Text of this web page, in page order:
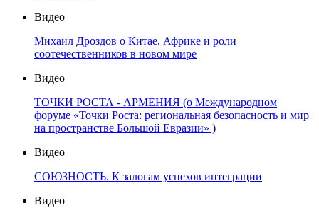
Видео
Михаил Дроздов о Китае, Африке и роли
соотечественников в новом мире
Видео
ТОЧКИ РОСТА - АРМЕНИЯ (о Международном
форуме «Точки Роста: региональная безопасность и мир
на пространстве Большой Евразии» )
Видео
СОЮЗНОСТЬ. К залогам успехов интеграции
Видео